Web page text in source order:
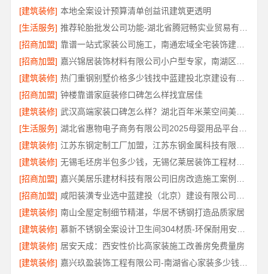
[建筑装修] 本地全案设计预算清单创益讯建筑更透明
[生活服务]
[招商加盟]
靠谱一站式家装公司施工，南通宏域全宅装饰建材有限公司品质保障
[招商加盟]
[建筑装修]
[招商加盟] 钟楼靠谱家庭装修口碑怎么样找宜居佳
[建筑装修]
武汉高端家装口碑怎么样？湖北百年米莱空间美学装饰材料有限公司口碑佳
[生活服务]
[建筑装修]
[建筑装修]
无锡毛坯房半包多少钱，无锡亿莱居装饰工程材料有限公司精准报价
[招商加盟]
[招商加盟]
[建筑装修] 南山全屋定制细节精湛，华居不锈钢打造品质家居
[建筑装修]
[建筑装修] 居安天成：西安性价比高家装施工改善房免费量房
[建筑装修]